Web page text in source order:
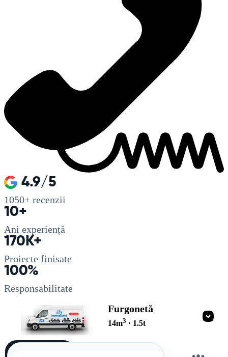
4.9/5
1050+ recenzii
10+
Ani experiență
170K+
Proiecte finisate
100%
Responsabilitate
Furgonetă
14m3 · 1.5t